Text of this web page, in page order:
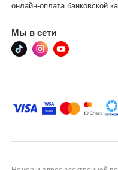
онлайн-оплата банковской
Мы в сети